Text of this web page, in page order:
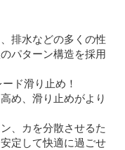
排水などの多くの性
パターン構造を採用
ド滑り止め！
め、滑り止めがより
、カを分散させるた
定して快適に過ごせ